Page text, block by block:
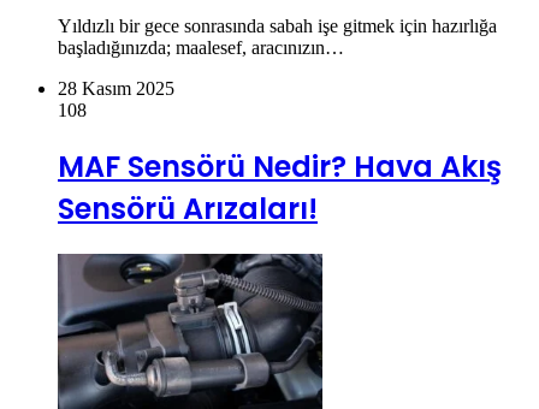
Yıldızlı bir gece sonrasında sabah işe gitmek için hazırlığa
başladığınızda; maalesef, aracınızın…
28 Kasım 2025
108
MAF Sensörü Nedir? Hava Akış
Sensörü Arızaları!